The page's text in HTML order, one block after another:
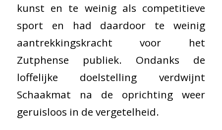
kunst en te weinig als competitieve
sport en had daardoor te weinig
aantrekkingskracht voor het
Zutphense publiek. Ondanks de
loffelijke doelstelling verdwijnt
Schaakmat na de oprichting weer
geruisloos in de vergetelheid.